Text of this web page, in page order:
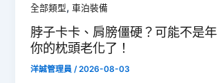
全部類型, 車泊裝備
脖子卡卡、肩膀僵硬？可能不是
你的枕頭老化了！
洋誠管理員/2026-08-03